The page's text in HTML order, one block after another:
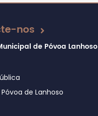
em 01/04/2021
nos
de Póvoa Lanhoso
de Lanhoso